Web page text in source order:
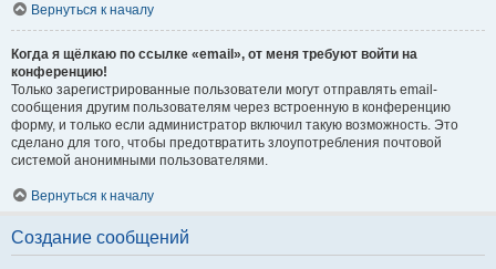
Вернуться к началу
Когда я щёлкаю по ссылке «email», от меня требуют войти на
конференцию!
Только зарегистрированные пользователи могут отправлять email-
сообщения другим пользователям через встроенную в конференцию
форму, и только если администратор включил такую возможность. Это
сделано для того, чтобы предотвратить злоупотребления почтовой
системой анонимными пользователями.
Вернуться к началу
Создание сообщений